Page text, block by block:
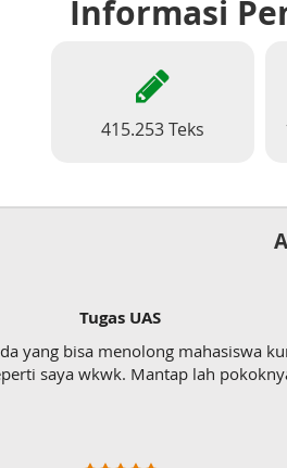
Informasi
415.253 Teks
Tugas UAS
yang bisa menolong mahasiswa
saya wkwk. Mantap lah